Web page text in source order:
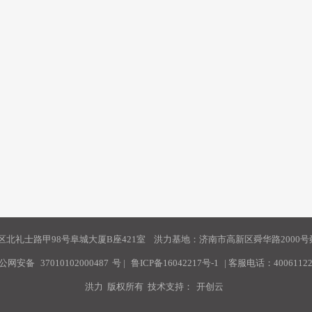
北礼士路甲98号阜城大厦B座421室 洪力基地：济南市高新区舜华路2000号
网安备 37010102000487 号 | 鲁ICP备16042217号-1 | 客服电话：
洪力 版权所有 技术支持： 开创云